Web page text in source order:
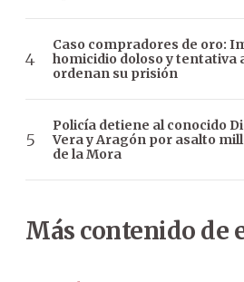
Caso compradores de oro:
homicidio doloso y tentativa
ordenan su prisión
Policía detiene al conocido
Vera y Aragón por asalto
de la Mora
Más contenido de